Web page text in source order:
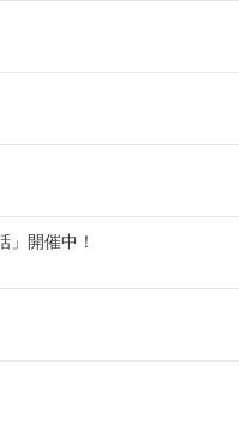
」開催中！